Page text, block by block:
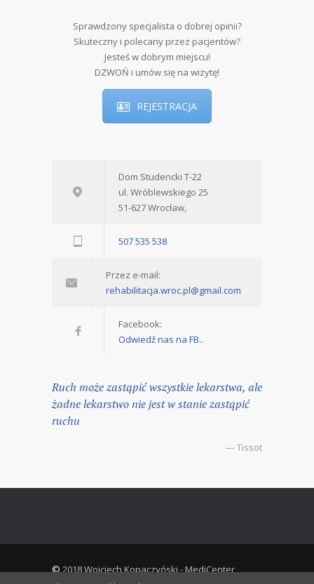
Sprawdzony specjalista o dobrej opinii?
Skuteczny i polecany przez pacjentów?
Jesteś w dobrym miejscu!
DZWOŃ i umów się na wizytę!
REJESTRACJA
Dom Studencki T-22
ul. Wróblewskiego 25
51-627 Wrocław,
507 535 538
Przez e-mail:
rehabilitacja.wroc.pl@gmail.com
Facebook:
Odwiedź nas na FB..
Ruch może zastąpić wszystkie lekarstwa, ale
żadne lekarstwo nie jest w stanie zastąpić
ruchu
— Tissot
©2018 Wojciech Kopaczyński - MediCenter